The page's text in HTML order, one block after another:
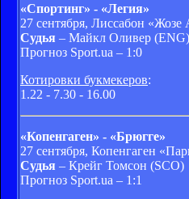
«Спортинг» - «Легия»
27 сентября, Лиссабон «Жозе
Судья – Майкл Оливер (ENG)
Прогноз Sport.ua – 1:0
Котировки букмекеров:
1.22 - 7.30 - 16.00
«Копенгаген» - «Брюгге»
27 сентября, Копенгаген
Судья – Крейг Томсон (SCO)
Прогноз Sport.ua – 1:1